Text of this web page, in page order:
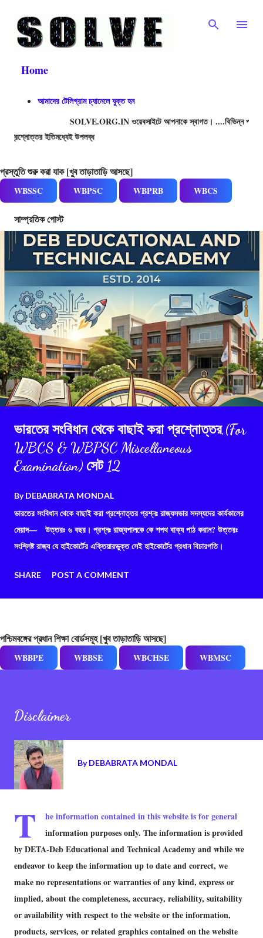
Skip to main content
Home
আমাদের টেলিগ্রাম চ্যানেলে যুক্ত হন
SOLVE.ORG.IN ওয়েবসাইটে আপনাকে স্বাগত। ....বিভিন্ন
উপলব্ধ
প্রস্তুতি শুরু করা যাক [খুব তাড়াতাড়ি আসছে]
WBSSC WBPSC WBPRB WBCS
সাম্প্রতিক পোস্ট
ভারতের সংবিধান থেকে বাছাই করা প্রশ্নোত্তর,(For
WBCS & WBPSC Miscellaneous
Examination) সেট 12
ByDEBABRATA MONDAL
ভারতের সংবিধান থেকে বাছাই করা প্রশ্নোত্তর প্রশ্নঃ রাজ্যসভার সদস্যদের কার্যকালের
মেয়াদ— উত্তরঃ ৬ বছর। প্রশ্নঃ রাজ্যপালকে কে শপথ বাক্য পাঠ করান? উত্তরঃ
সংশ্লিষ্ট রাজ্য যে হাইকোর্টের এক্তিয়ারভুক্ত সেই হাইকোর্টের প্রধান বিচারপতি।
SHARE POST A COMMENT
পশ্চিমবঙ্গের প্রধান শিক্ষা বোর্ডসমূহ [খুব তাড়াতাড়ি আসছে]
WBBPE WBBSE WBCHSE WBMSC
Disclaimer
ByDEBABRATA MONDAL
T
he information contained in this website is for general
information purposes only. The information is provided
by DETA-Deb Educational and Technical Academy and while we
endeavor to keep the information up to date and correct, we
make no representations or warranties of any kind, express or
implied, about the completeness, accuracy, reliability, suitability
or availability with respect to the website or the information,
products, services, or related graphics contained on the website